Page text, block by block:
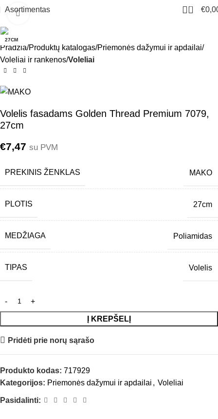
Asortimentas 0 €
27CM
Click to enlarge
Pradžia Produktų katalogas Priemonės dažymui ir apdailai
Voleliai ir rankenos Voleliai
Volelis fasadams Golden Thread Premium 7079,
27cm
€7,47 su PVM
PREKINIS ŽENKLAS MAKO
PLOTIS 27cm
MEDŽIAGA Poliamidas
TIPAS Volelis
Į KREPŠELĮ
Pridėti prie norų sąrašo
Produkto kodas: 717929
Kategorijos: Priemonės dažymui ir apdailai , Voleliai
Pasidalinti: